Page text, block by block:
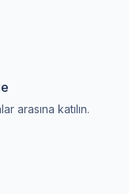
arasına katılın.